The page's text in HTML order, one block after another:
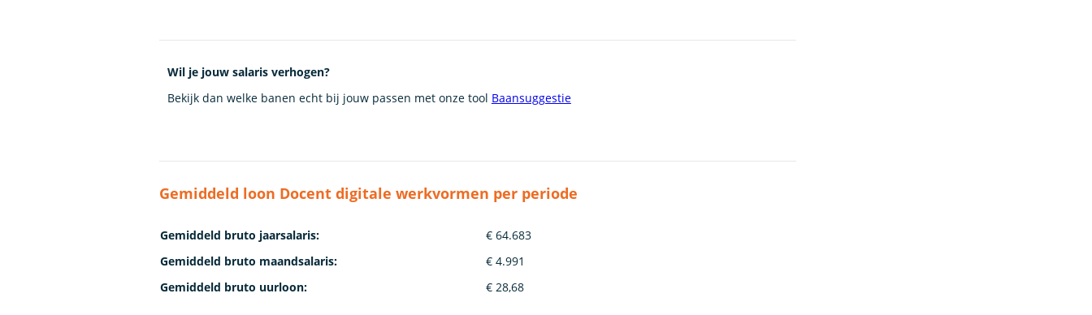
Wil je jouw salaris verhogen?
Bekijk dan welke banen echt bij jouw passen met onze tool Baansuggestie
Gemiddeld loon Docent digitale werkvormen per periode
Gemiddeld bruto jaarsalaris:
€ 64.683
Gemiddeld bruto maandsalaris:
€ 4.991
Gemiddeld bruto uurloon:
€ 28,68